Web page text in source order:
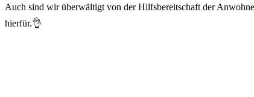
Auch sind wir überwältigt von der Hilfsbereitschaft der
hierfür.👌